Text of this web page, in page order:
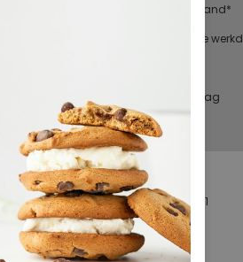
Gratis verzending binnen Nederland*
Voor 14:00 uur besteld = dezelfde
Altijd retourneren, binnen 1 werkdag
terugbetaald
Merk
Hartjes
Fabrikantcode
172.1708/21 01.01
Bestelcode
266.01.000120
Kleur
Schwarz